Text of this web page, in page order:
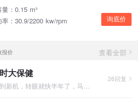
：0.15 m³
率：30.9/2200 kw/rpm
询底价
报价 查看全部
大保健
弹指一挥间呐，二月份底接到新机，转眼就快半年了，马上一千小时
26回复